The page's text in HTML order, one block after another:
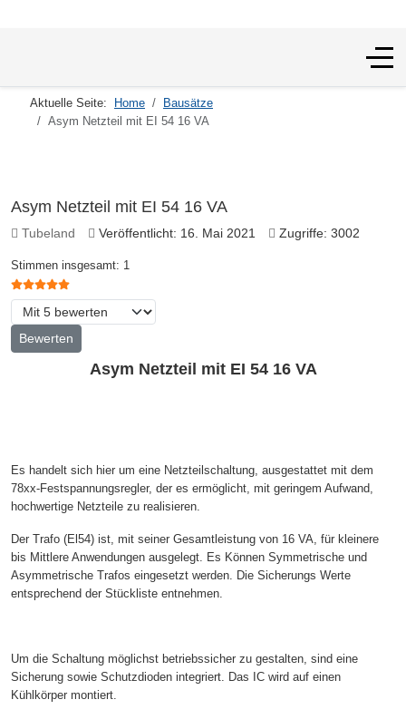
Off-
Aktuelle Seite: Home
Bausätze
Asym Netzteil mit EI 54 16 VA
Asym Netzteil mit EI 54 16 VA
Tubeland Veröffentlicht: 16. Mai 2021 Zugriffe: 3002
Bewertung:5/5
Stimmen insgesamt: 1
Bitte bewerten
Asym Netzteil mit EI 54 16 VA
Es handelt sich hier um eine Netzteilschaltung, ausgestattet mit dem
78xx-Festspannungsregler, der es ermöglicht, mit geringem Aufwand,
hochwertige Netzteile zu realisieren.
Der Trafo (El54) ist, mit seiner Gesamtleistung von 16 VA, für kleinere
bis Mittlere Anwendungen ausgelegt. Es Können Symmetrische und
Asymmetrische Trafos eingesetzt werden. Die Sicherungs Werte
entsprechend der Stückliste entnehmen.
Um die Schaltung möglichst betriebssicher zu gestalten, sind eine
Sicherung sowie Schutzdioden integriert. Das IC wird auf einen
Kühlkörper montiert.